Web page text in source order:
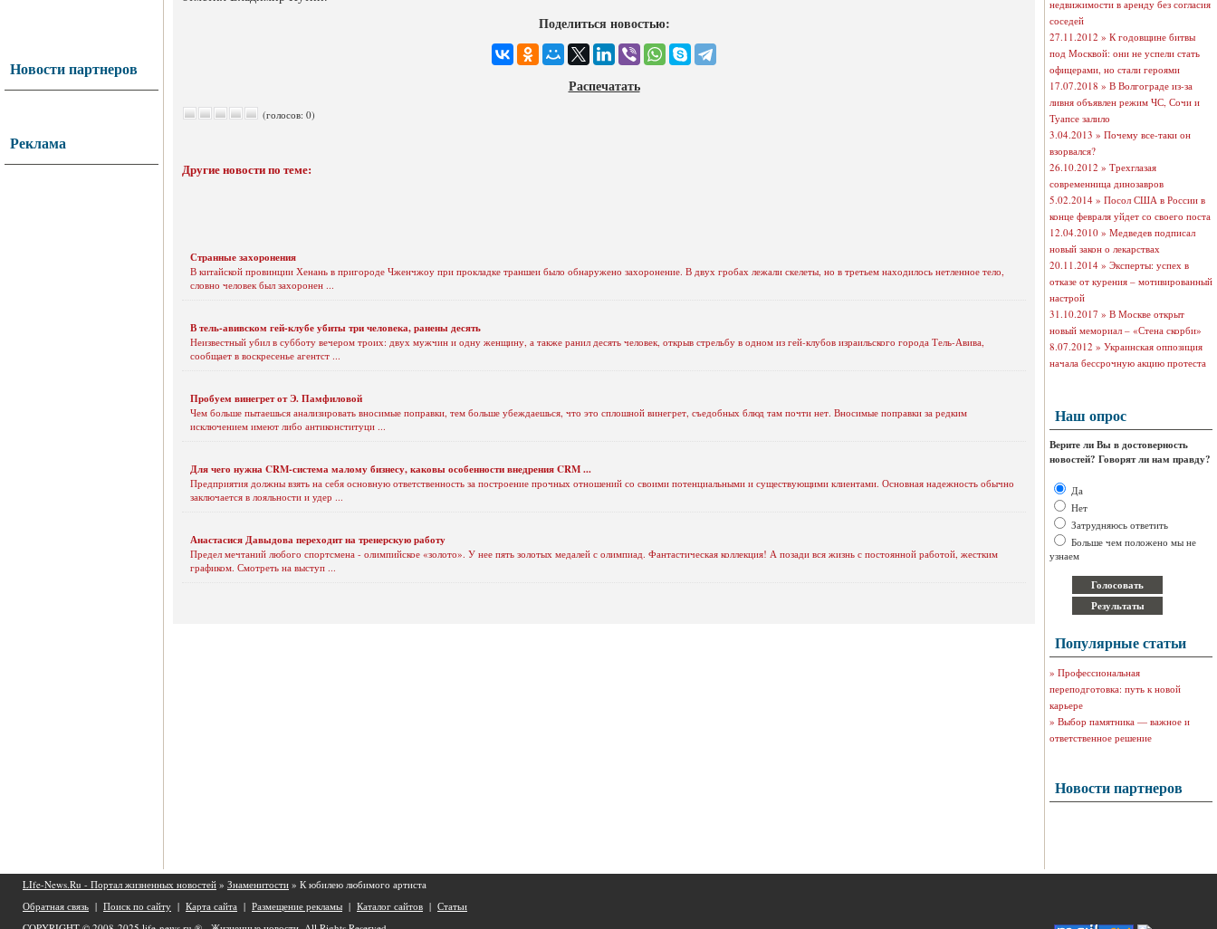
Новости партнеров
Реклама
Поделиться новостью:
Распечатать
(голосов: 0)
Другие новости по теме:
Странные захоронения
В китайской провинции Хенань в пригороде Чженчжоу при прокладке траншеи было обнаружено захоронение. В двух гробах лежали скелеты, но в третьем находилось нетленное тело,
словно человек был захоронен ...
В тель-авивском гей-клубе убиты три человека, ранены десять
Неизвестный убил в субботу вечером троих: двух мужчин и одну женщину, а также ранил десять человек, открыв стрельбу в одном из гей-клубов израильского города Тель-Авива,
сообщает в воскресенье агентст ...
Пробуем винегрет от Э. Памфиловой
Чем больше пытаешься анализировать вносимые поправки, тем больше убеждаешься, что это сплошной винегрет, съедобных блюд там почти нет. Вносимые поправки за редким
исключением имеют либо антиконституци ...
Для чего нужна CRM-система малому бизнесу, каковы особенности внедрения CRM ...
Предприятия должны взять на себя основную ответственность за построение прочных отношений со своими потенциальными и существующими клиентами. Основная надежность обычно
заключается в лояльности и удер ...
Анастасися Давыдова переходит на тренерскую работу
Предел мечтаний любого спортсмена - олимпийское «золото». У нее пять золотых медалей с олимпиад. Фантастическая коллекция! А позади вся жизнь с постоянной работой, жестким
графиком. Смотреть на выступ ...
недвижимости в аренду без согласия
соседей
27.11.2012 » К годовщине битвы
под Москвой: они не успели стать
офицерами, но стали героями
17.07.2018 » В Волгограде из-за
ливня объявлен режим ЧС, Сочи и
Туапсе залило
3.04.2013 » Почему все-таки он
взорвался?
26.10.2012 » Трехглазая
современница динозавров
5.02.2014 » Посол США в России в
конце февраля уйдет со своего поста
12.04.2010 » Медведев подписал
новый закон о лекарствах
20.11.2014 » Эксперты: успех в
отказе от курения – мотивированный
настрой
31.10.2017 » В Москве открыт
новый мемориал – «Стена скорби»
8.07.2012 » Украинская оппозиция
начала бессрочную акцию протеста
Наш опрос
Верите ли Вы в достоверность
новостей? Говорят ли нам правду?
Да
Нет
Затрудняюсь ответить
Больше чем положено мы не
узнаем
Популярные статьи
» Профессиональная
переподготовка: путь к новой
карьере
» Выбор памятника — важное и
ответственное решение
Новости партнеров
LIfe-News.Ru - Портал жизненных новостей » Знаменитости » К юбилею любимого артиста
Обратная связь | Поиск по сайту | Карта сайта | Размещение рекламы | Каталог сайтов | Статьи